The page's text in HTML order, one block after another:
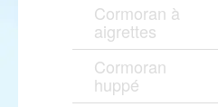
Cormoran à
aigrettes
Cormoran
huppé